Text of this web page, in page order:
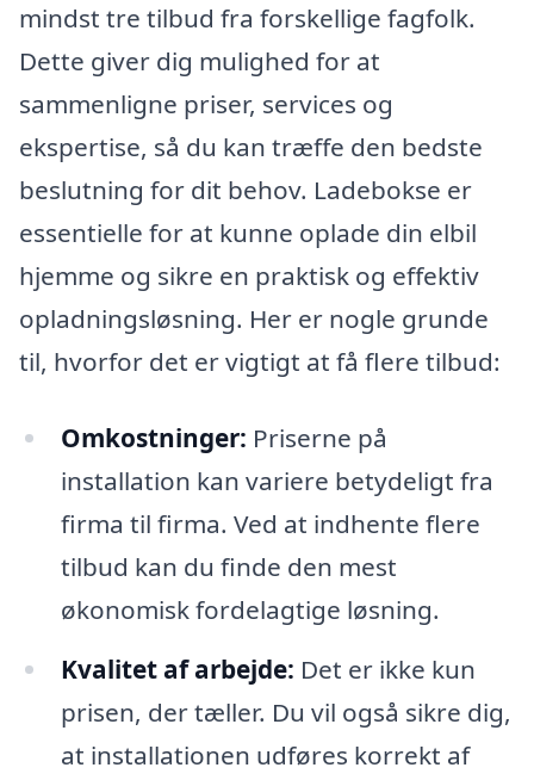
mindst tre tilbud fra forskellige fagfolk.
Dette giver dig mulighed for at
sammenligne priser, services og
ekspertise, så du kan træffe den bedste
beslutning for dit behov. Ladebokse er
essentielle for at kunne oplade din elbil
hjemme og sikre en praktisk og effektiv
opladningsløsning. Her er nogle grunde
til, hvorfor det er vigtigt at få flere tilbud:
Omkostninger: Priserne på
installation kan variere betydeligt fra
firma til firma. Ved at indhente flere
tilbud kan du finde den mest
økonomisk fordelagtige løsning.
Kvalitet af arbejde: Det er ikke kun
prisen, der tæller. Du vil også sikre dig,
at installationen udføres korrekt af